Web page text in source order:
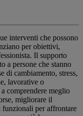
interventi che possono
per obiettivi,
Il supporto
a persone che stanno
di cambiamento, stress,
lavorative o
comprendere meglio
migliorare il
funzionali per affrontare